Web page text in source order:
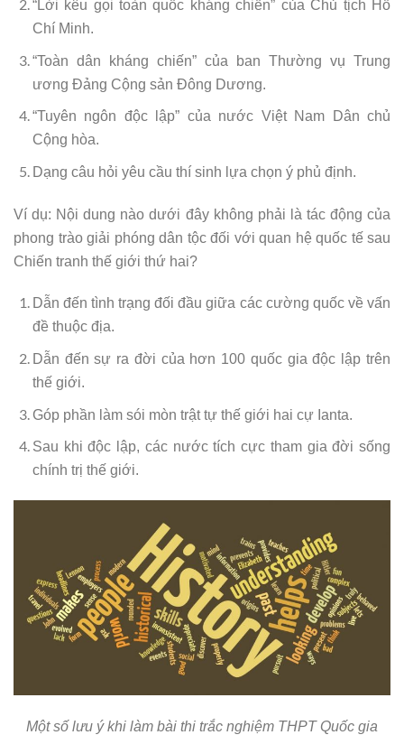
“Lời kêu gọi toàn quốc kháng chiến” của Chủ tịch Hồ
Chí Minh.
“Toàn dân kháng chiến” của ban Thường vụ Trung
ương Đảng Cộng sản Đông Dương.
“Tuyên ngôn độc lập” của nước Việt Nam Dân chủ
Cộng hòa.
Dạng câu hỏi yêu cầu thí sinh lựa chọn ý phủ định.
Ví dụ: Nội dung nào dưới đây không phải là tác động của
phong trào giải phóng dân tộc đối với quan hệ quốc tế sau
Chiến tranh thế giới thứ hai?
Dẫn đến tình trạng đối đầu giữa các cường quốc về vấn
đề thuộc địa.
Dẫn đến sự ra đời của hơn 100 quốc gia độc lập trên
thế giới.
Góp phần làm sói mòn trật tự thế giới hai cự Ianta.
Sau khi độc lập, các nước tích cực tham gia đời sống
chính trị thế giới.
Một số lưu ý khi làm bài thi trắc nghiệm THPT Quốc gia